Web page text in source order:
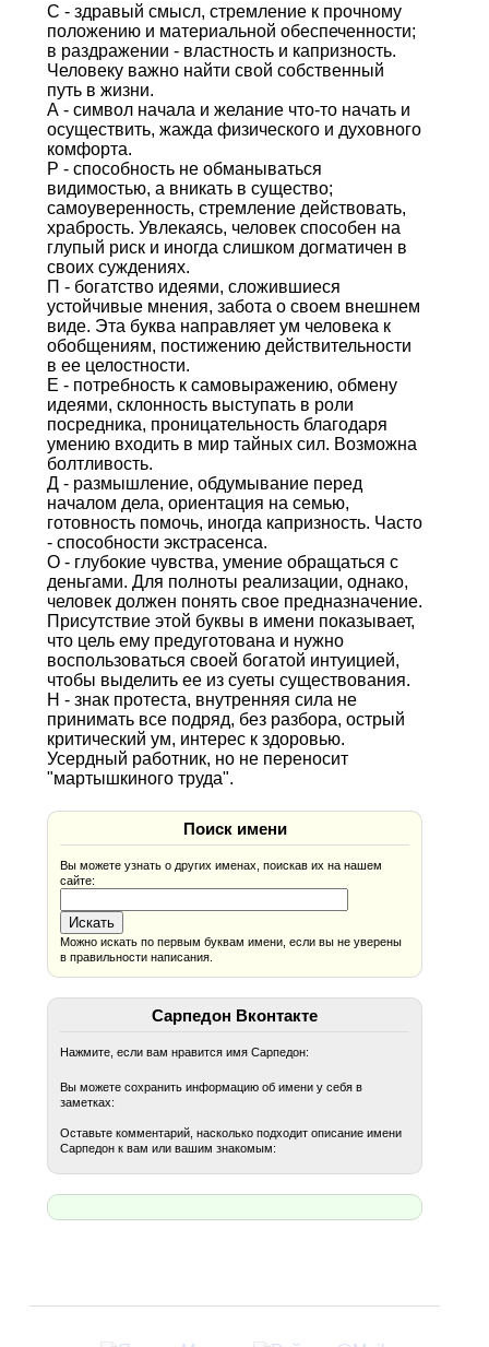
С - здравый смысл, стремление к прочному
положению и материальной обеспеченности;
в раздражении - властность и капризность.
Человеку важно найти свой собственный
путь в жизни.
А - символ начала и желание что-то начать и
осуществить, жажда физического и духовного
комфорта.
Р - способность не обманываться
видимостью, а вникать в существо;
самоуверенность, стремление действовать,
храбрость. Увлекаясь, человек способен на
глупый риск и иногда слишком догматичен в
своих суждениях.
П - богатство идеями, сложившиеся
устойчивые мнения, забота о своем внешнем
виде. Эта буква направляет ум человека к
обобщениям, постижению действительности
в ее целостности.
Е - потребность к самовыражению, обмену
идеями, склонность выступать в роли
посредника, проницательность благодаря
умению входить в мир тайных сил. Возможна
болтливость.
Д - размышление, обдумывание перед
началом дела, ориентация на семью,
готовность помочь, иногда капризность. Часто
- способности экстрасенса.
О - глубокие чувства, умение обращаться с
деньгами. Для полноты реализации, однако,
человек должен понять свое предназначение.
Присутствие этой буквы в имени показывает,
что цель ему предуготована и нужно
воспользоваться своей богатой интуицией,
чтобы выделить ее из суеты существования.
Н - знак протеста, внутренняя сила не
принимать все подряд, без разбора, острый
критический ум, интерес к здоровью.
Усердный работник, но не переносит
"мартышкиного труда".
Поиск имени
Вы можете узнать о других именах, поискав их на нашем
сайте:
Можно искать по первым буквам имени, если вы не уверены
в правильности написания.
Сарпедон Вконтакте
Нажмите, если вам нравится имя Сарпедон:
Вы можете сохранить информацию об имени у себя в
заметках:
Оставьте комментарий, насколько подходит описание имени
Сарпедон к вам или вашим знакомым: